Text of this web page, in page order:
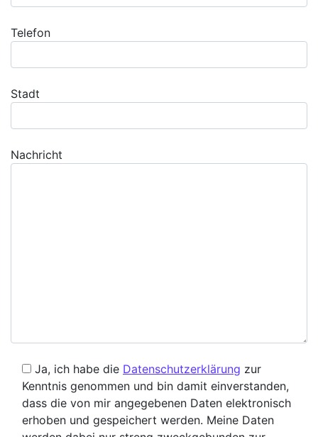
Telefon
Stadt
Nachricht
Ja, ich habe die Datenschutzerklärung zur
Kenntnis genommen und bin damit einverstanden,
dass die von mir angegebenen Daten elektronisch
erhoben und gespeichert werden. Meine Daten